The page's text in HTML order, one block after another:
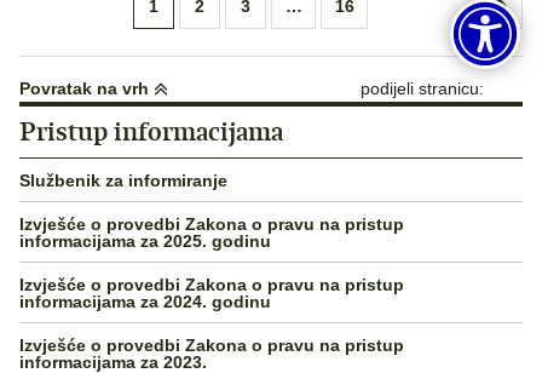
objava
1 2 3 … 16
Povratak na vrh podijeli stranicu:
Pristup informacijama
Službenik za informiranje
Izvješće o provedbi Zakona o pravu na pristup
informacijama za 2025. godinu
Izvješće o provedbi Zakona o pravu na pristup
informacijama za 2024. godinu
Izvješće o provedbi Zakona o pravu na pristup
informacijama za 2023.